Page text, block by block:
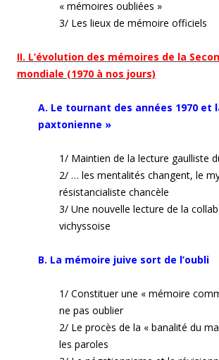
« mémoires oubliées »
3/ Les lieux de mémoire officiels
II. L’évolution des mémoires de la
mondiale (1970 à nos jours)
A. Le tournant des années 1970 et
paxtonienne »
1/ Maintien de la lecture gaulliste
2/ … les mentalités changent, le
résistancialiste chancèle
3/ Une nouvelle lecture de la
vichyssoise
B. La mémoire juive sort de l’oubli
1/ Constituer une « mémoire
ne pas oublier
2/ Le procès de la « banalité du
les paroles